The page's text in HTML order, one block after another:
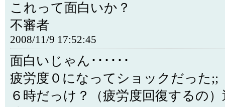
これって面白いか？
不審者
2008/11/9 17:52:45
面白いじゃん･･････
疲労度０になってショックだった;;
６時だっけ？（疲労度回復するの